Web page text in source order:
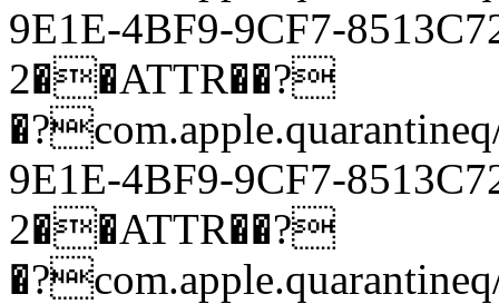
9E1E-4BF9-9CF7-
2��ATTR��?
9E1E-4BF9-9CF7-
2��ATTR��?